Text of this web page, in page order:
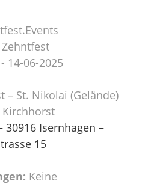
14-06-2025
– St. Nikolai (Gelände)
Kirchhorst
30916 Isernhagen –
15
Keine